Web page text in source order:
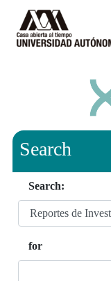
Search
Search:
for